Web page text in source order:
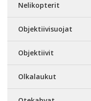
Nelikopterit
Objektiivisuojat
Objektiivit
Olkalaukut